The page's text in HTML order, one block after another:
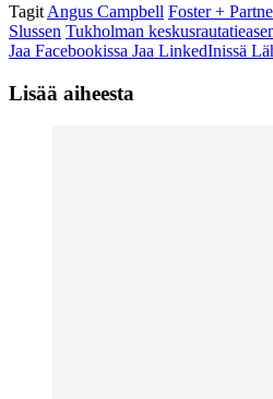
Tagit Angus Campbell Foster +
Slussen Tukholman
Jaa Facebookissa Jaa LinkedInissä
Lisää aiheesta